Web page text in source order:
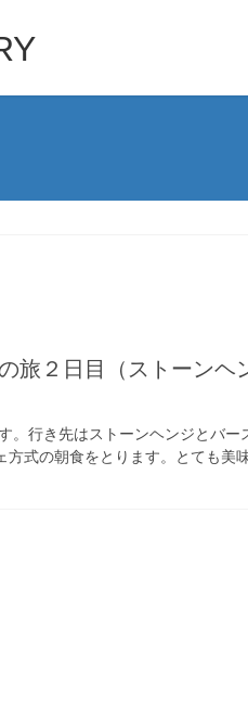
旅２日目（ストーンヘ
。行き先はストーンヘンジとバ
式の朝食をとります。とても美